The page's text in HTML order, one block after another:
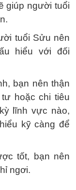
giúp người tuổi
tuổi Sửu nên
hiểu với đối
bạn nên thận
hoặc chi tiêu
lĩnh vực nào,
kỹ càng để
tốt, bạn nên
ngơi.